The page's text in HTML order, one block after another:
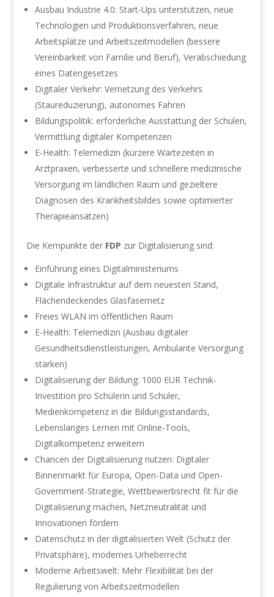
Ausbau Industrie 4.0: Start-Ups unterstützen, neue
Technologien und Produktionsverfahren, neue
Arbeitsplätze und Arbeitszeitmodellen (bessere
Vereinbarkeit von Familie und Beruf), Verabschiedung
eines Datengesetzes
Digitaler Verkehr: Vernetzung des Verkehrs
(Staureduzierung), autonomes Fahren
Bildungspolitik: erforderliche Ausstattung der Schulen,
Vermittlung digitaler Kompetenzen
E-Health: Telemedizin (kürzere Wartezeiten in
Arztpraxen, verbesserte und schnellere medizinische
Versorgung im ländlichen Raum und gezieltere
Diagnosen des Krankheitsbildes sowie optimierter
Therapieansätzen)
Die Kernpunkte der FDP zur Digitalisierung sind:
Einführung eines Digitalministeriums
Digitale Infrastruktur auf dem neuesten Stand,
Flächendeckendes Glasfasernetz
Freies WLAN im öffentlichen Raum
E-Health: Telemedizin (Ausbau digitaler
Gesundheitsdienstleistungen, Ambulante Versorgung
stärken)
Digitalisierung der Bildung: 1000 EUR Technik-
Investition pro Schülerin und Schüler,
Medienkompetenz in die Bildungsstandards,
Lebenslanges Lernen mit Online-Tools,
Digitalkompetenz erweitern
Chancen der Digitalisierung nutzen: Digitaler
Binnenmarkt für Europa, Open-Data und Open-
Government-Strategie, Wettbewerbsrecht fit für die
Digitalisierung machen, Netzneutralität und
Innovationen fördern
Datenschutz in der digitalisierten Welt (Schutz der
Privatsphäre), modernes Urheberrecht
Moderne Arbeitswelt: Mehr Flexibilität bei der
Regulierung von Arbeitszeitmodellen